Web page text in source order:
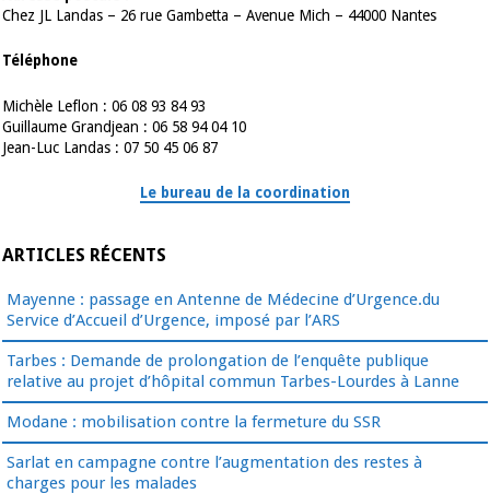
Chez JL Landas – 26 rue Gambetta – Avenue Mich – 44000 Nantes
Téléphone
Michèle Leflon : 06 08 93 84 93
Guillaume Grandjean : 06 58 94 04 10
Jean-Luc Landas : 07 50 45 06 87
Le bureau de la coordination
ARTICLES RÉCENTS
Mayenne : passage en Antenne de Médecine d’Urgence.du
Service d’Accueil d’Urgence, imposé par l’ARS
Tarbes : Demande de prolongation de l’enquête publique
relative au projet d’hôpital commun Tarbes-Lourdes à Lanne
Modane : mobilisation contre la fermeture du SSR
Sarlat en campagne contre l’augmentation des restes à
charges pour les malades